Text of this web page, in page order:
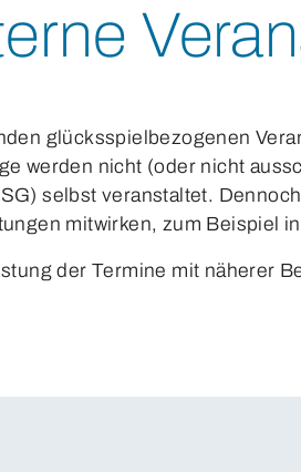
glücksspielbezogenen
werden nicht (oder nicht
selbst veranstaltet.
mitwirken, zum Beispiel
der Termine mit näherer